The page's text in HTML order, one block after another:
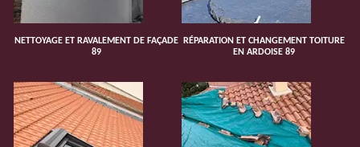
NETTOYAGE ET RAVALEMENT DE FAÇADE
89
RÉPARATION ET CHANGEMENT TOITURE
EN ARDOISE 89